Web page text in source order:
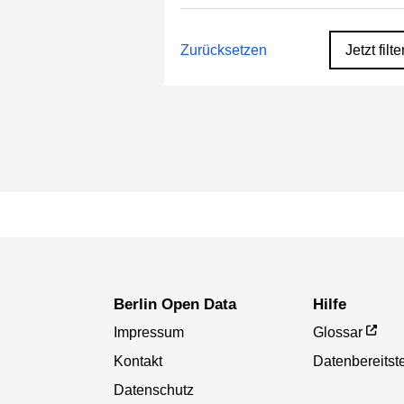
Zurücksetzen Jetzt
Berlin Open Data
Impressum
Kontakt
Datenschutz
Hilfe
Glossar